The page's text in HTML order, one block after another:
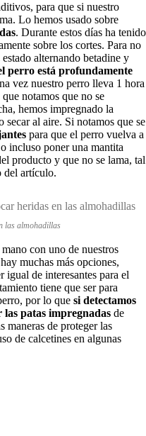
para que si nuestro
Lo hemos usado sobre
. Durante estos días ha tenido
sobre los cortes. Para no
alternando betadine y
perro está profundamente
vez nuestro perro lleva 1 hora
notamos que no se
hemos impregnado la
al aire. Si notamos que se
para que el perro vuelva a
incluso poner una mantita
producto y que no se lama, tal
del artículo.
las almohadillas
con uno de nuestros
muchas más opciones,
igual de interesantes para el
tiene que ser para
por lo que si detectamos
las patas impregnadas de
maneras de proteger las
de calcetines en algunas